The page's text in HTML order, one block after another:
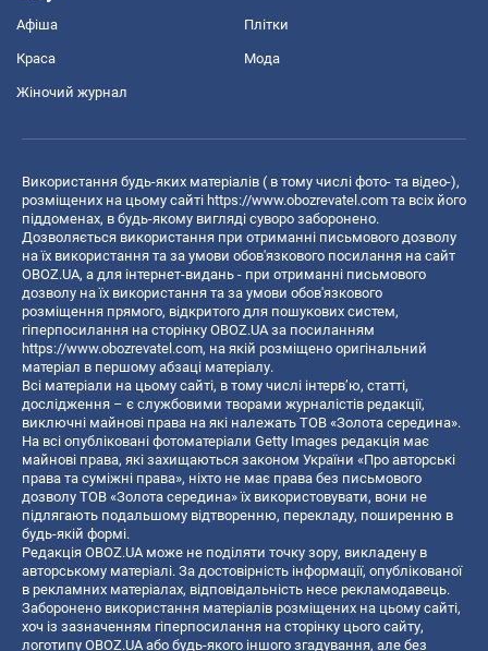
Афіша Плітки
Краса Мода
Жіночий журнал
Використання будь-яких матеріалів ( в тому числі фото- та відео-),
розміщених на цьому сайті https://www.obozrevatel.com та всіх його
піддоменах, в будь-якому вигляді суворо заборонено.
Дозволяється використання при отриманні письмового дозволу
на їх використання та за умови обов'язкового посилання на сайт
OBOZ.UA, а для інтернет-видань - при отриманні письмового
дозволу на їх використання та за умови обов'язкового
розміщення прямого, відкритого для пошукових систем,
гіперпосилання на сторінку OBOZ.UA за посиланням
https://www.obozrevatel.com, на якій розміщено оригінальний
матеріал в першому абзаці матеріалу.
Всі матеріали на цьому сайті, в тому числі інтерв’ю, статті,
дослідження – є службовими творами журналістів редакції,
виключні майнові права на які належать ТОВ «Золота середина».
На всі опубліковані фотоматеріали Getty Images редакція має
майнові права, які захищаються законом України «Про авторські
права та суміжні права», ніхто не має права без письмового
дозволу ТОВ «Золота середина» їх використовувати, вони не
підлягають подальшому відтворенню, перекладу, поширенню в
будь-якій формі.
Редакція OBOZ.UA може не поділяти точку зору, викладену в
авторському матеріалі. За достовірність інформації, опублікованої
в рекламних матеріалах, відповідальність несе рекламодавець.
Заборонено використання матеріалів розміщених на цьому сайті,
хоч із зазначенням гіперпосилання на сторінку цього сайту,
логотипу OBOZ.UA або будь-якого іншого згадування, але без